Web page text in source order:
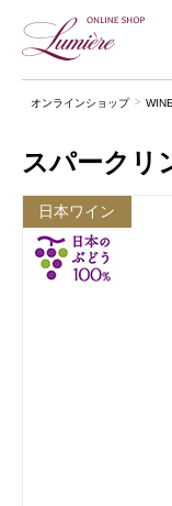
オンラインショップ WINE
スパークリ
日本ワイン